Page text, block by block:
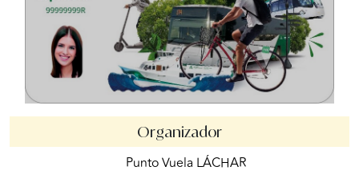
Organizador
Punto Vuela LÁCHAR